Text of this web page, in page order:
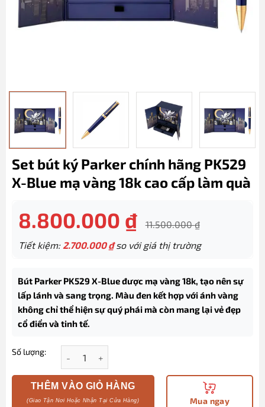
Set bút ký Parker chính hãng PK529
X-Blue mạ vàng 18k cao cấp làm quà
8.800.000 ₫ 11.500.000₫
Tiết kiệm: 2.700.000₫so với giá thị trường
Bút Parker PK529 X-Blue được mạ vàng 18k, tạo nên sự
lấp lánh và sang trọng. Màu đen kết hợp với ánh vàng
không chỉ thể hiện sự quý phái mà còn mang lại vẻ đẹp
cổ điển và tinh tế.
Số lượng:
THÊM VÀO GIỎ HÀNG
Mua ngay